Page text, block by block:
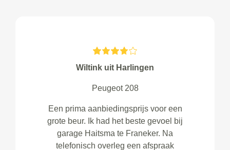
Wiltink uit Harlingen
Peugeot 208
Een prima aanbiedingsprijs voor een
grote beur. Ik had het beste gevoel bij
garage Haitsma te Franeker. Na
telefonisch overleg een afspraak